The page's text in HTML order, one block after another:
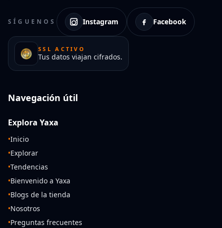
SÍGUENOS Instagram Facebook
SSL ACTIVO
Tus datos viajan cifrados.
Navegación útil
Explora Yaxa
•Inicio
•Explorar
•Tendencias
•Bienvenido a Yaxa
•Blogs de la tienda
•Nosotros
•Preguntas frecuentes